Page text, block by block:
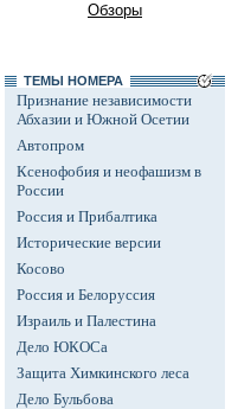
Обзоры
ТЕМЫ НОМЕРА
Признание независимости
Абхазии и Южной Осетии
Автопром
Ксенофобия и неофашизм в
России
Россия и Прибалтика
Исторические версии
Косово
Россия и Белоруссия
Израиль и Палестина
Дело ЮКОСа
Защита Химкинского леса
Дело Бульбова